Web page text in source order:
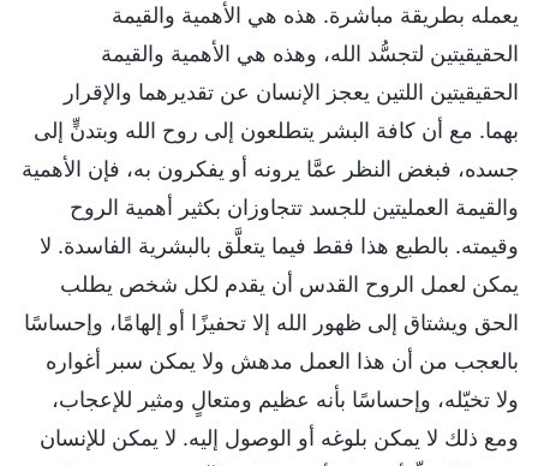
يعمله بطريقة مباشرة. هذه هي الأهمية والقيمة
الحقيقيتين لتجسُّد الله، وهذه هي الأهمية والقيمة
الحقيقيتين اللتين يعجز الإنسان عن تقديرهما والإقرار
بهما. مع أن كافة البشر يتطلعون إلى روح الله وبتدنٍّ إلى
جسده، فبغض النظر عمَّا يرونه أو يفكرون به، فإن الأهمية
والقيمة العمليتين للجسد تتجاوزان بكثير أهمية الروح
وقيمته. بالطبع هذا فقط فيما يتعلَّق بالبشرية الفاسدة. لا
يمكن لعمل الروح القدس أن يقدم لكل شخص يطلب
الحق ويشتاق إلى ظهور الله إلا تحفيزًا أو إلهامًا، وإحساسًا
بالعجب من أن هذا العمل مدهش ولا يمكن سبر أغواره
ولا تخيّله، وإحساسًا بأنه عظيم ومتعالٍ ومثير للإعجاب،
ومع ذلك لا يمكن بلوغه أو الوصول إليه. لا يمكن للإنسان